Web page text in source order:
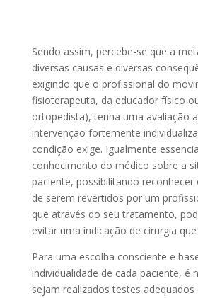
Sendo assim, percebe-se que a
diversas causas e diversas
exigindo que o profissional do
fisioterapeuta, da educador físico
ortopedista), tenha uma avaliação
intervenção fortemente
condição exige. Igualmente
conhecimento do médico sobre a
paciente, possibilitando reconhecer
de serem revertidos por um
que através do seu tratamento,
evitar uma indicação de cirurgia
Para uma escolha consciente e
individualidade de cada paciente, é
sejam realizados testes